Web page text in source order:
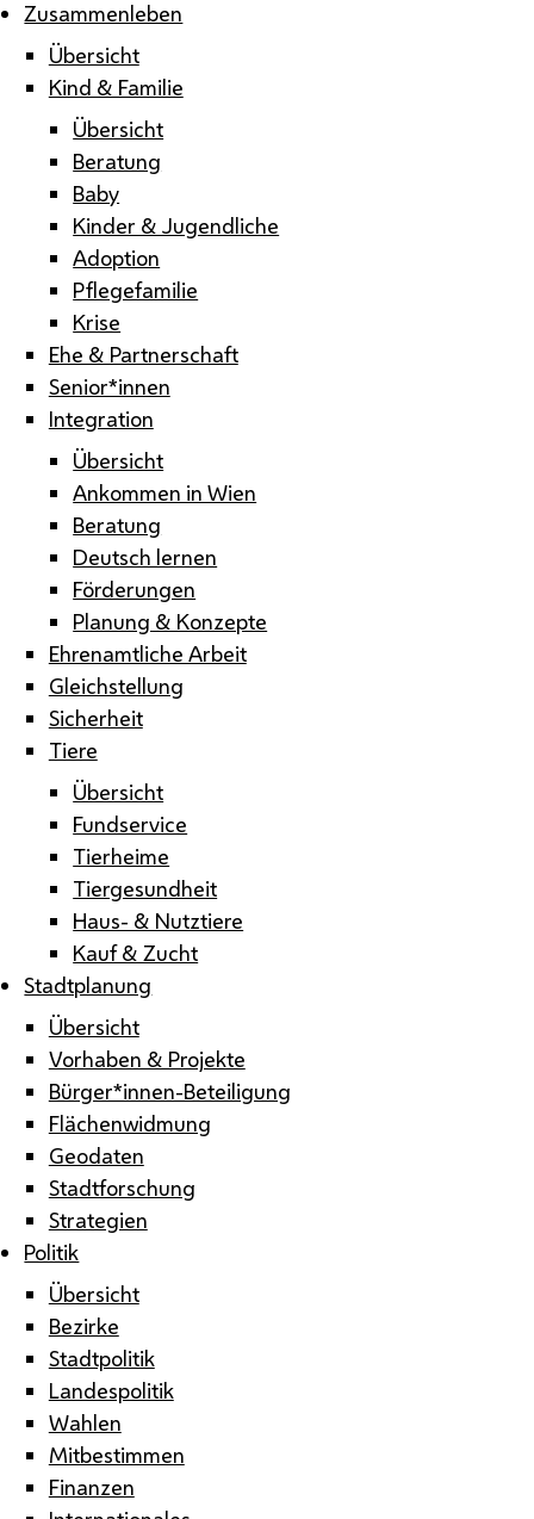
Zusammenleben
Übersicht
Kind & Familie
Übersicht
Beratung
Baby
Kinder & Jugendliche
Adoption
Pflegefamilie
Krise
Ehe & Partnerschaft
Senior*innen
Integration
Übersicht
Ankommen in Wien
Beratung
Deutsch lernen
Förderungen
Planung & Konzepte
Ehrenamtliche Arbeit
Gleichstellung
Sicherheit
Tiere
Übersicht
Fundservice
Tierheime
Tiergesundheit
Haus- & Nutztiere
Kauf & Zucht
Stadtplanung
Übersicht
Vorhaben & Projekte
Bürger*innen-Beteiligung
Flächenwidmung
Geodaten
Stadtforschung
Strategien
Politik
Übersicht
Bezirke
Stadtpolitik
Landespolitik
Wahlen
Mitbestimmen
Finanzen